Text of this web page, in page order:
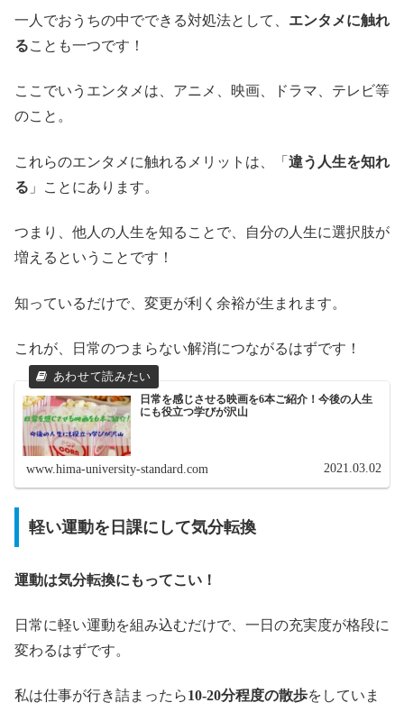
一人でおうちの中でできる対処法として、 エンタメに触れ
ることも一つです！
ここでいうエンタメは、アニメ、映画、ドラマ、テレビ等
のこと。
これらのエンタメに触れるメリットは、「 違う人生を知れ
る 」ことにあります。
つまり、他人の人生を知ることで、自分の人生に選択肢が
増えるということです！
知っているだけで、変更が利く余裕が生まれます。
これが、日常のつまらない解消につながるはずです！
日常を感じさせる映画を6本ご紹介！今後の人生
にも役立つ学びが沢山
www.hima-university-standard.com 2021.03.02
軽い運動を日課にして気分転換
運動は気分転換にもってこい！
日常に軽い運動を組み込むだけで、一日の充実度が格段に
変わるはずです。
私は仕事が行き詰まったら10-20分程度の散歩をしていま